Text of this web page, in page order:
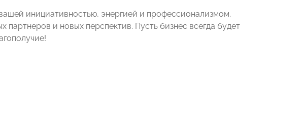
инициативностью, энергией и профессионализмом.
и новых перспектив. Пусть бизнес всегда будет